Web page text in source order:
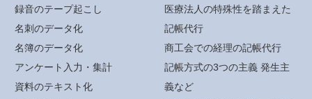
録音のテープ起こし
名刺のデータ化
名簿のデータ化
アンケート入力・集計
資料のテキスト化
医療法人の特殊性を踏まえた
記帳代行
商工会での経理の記帳代行
記帳方式の3つの主義 発生主
義など